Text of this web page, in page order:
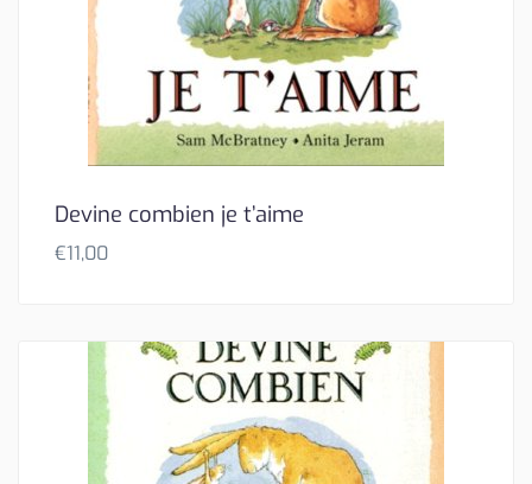
Devine combien je t’aime
€11,00